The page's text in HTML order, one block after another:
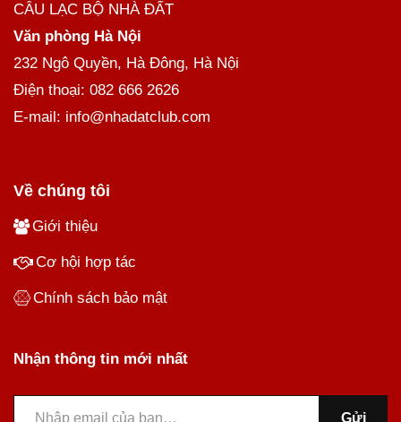
CÂU LẠC BỘ NHÀ ĐẤT
Văn phòng Hà Nội
232 Ngô Quyền, Hà Đông, Hà Nội
Điện thoại: 082 666 2626
E-mail: info@nhadatclub.com
Về chúng tôi
Giới thiệu
Cơ hội hợp tác
Chính sách bảo mật
Nhận thông tin mới nhất
Gửi